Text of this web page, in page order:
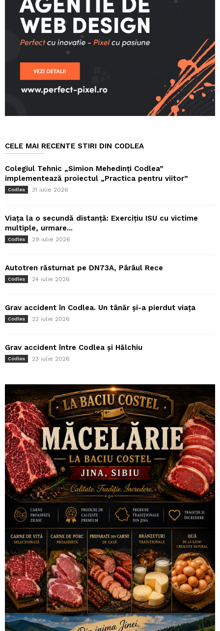
CELE MAI RECENTE STIRI DIN CODLEA
Colegiul Tehnic „Simion Mehedinți Codlea”
implementează proiectul „Practica pentru viitor”
Codlea 31 iulie 2026
Viața la o secundă distanță: Exercițiu ISU cu victime
multiple, urmare...
Codlea 29 iulie 2026
Autotren răsturnat pe DN73A, Pârâul Rece
Codlea 24 iulie 2026
Grav accident în Codlea. Un tânăr și-a pierdut viața
Codlea 23 iulie 2026
Grav accident între Codlea și Hălchiu
Codlea 23 iulie 2026